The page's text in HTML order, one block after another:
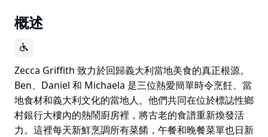
概述
Zecca Griffith 致力於回歸義大利當地美食的真正根源。
Ben、Daniel 和 Michaela 是三位熱愛簡單時令烹飪、當
地食材和義大利文化的當地人。他們共同在位於標誌性鄉
村銀行大樓內的熱鬧廚房裡，將古老的食譜重新煥發活
力。這裡每天新鮮烹調所有菜餚，午餐和晚餐菜單也日新